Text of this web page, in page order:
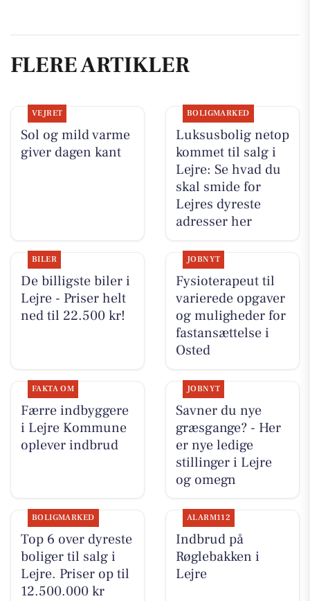
FLERE ARTIKLER
VEJRET
Sol og mild varme
giver dagen kant
BOLIGMARKED
Luksusbolig netop
kommet til salg i
Lejre: Se hvad du
skal smide for
Lejres dyreste
adresser her
BILER
De billigste biler i
Lejre - Priser helt
ned til 22.500 kr!
JOBNYT
Fysioterapeut til
varierede opgaver
og muligheder for
fastansættelse i
Osted
FAKTA OM
Færre indbyggere
i Lejre Kommune
oplever indbrud
JOBNYT
Savner du nye
græsgange? - Her
er nye ledige
stillinger i Lejre
og omegn
BOLIGMARKED
Top 6 over dyreste
boliger til salg i
Lejre. Priser op til
12.500.000 kr
ALARM112
Indbrud på
Røglebakken i
Lejre